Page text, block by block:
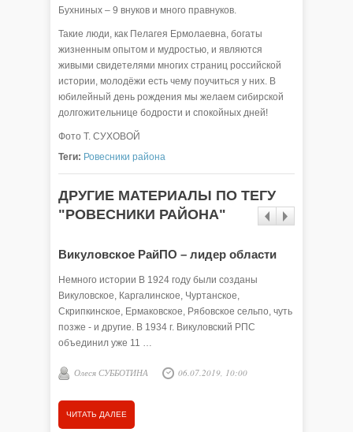
Бухниных – 9 внуков и много правнуков.
Такие люди, как Пелагея Ермолаевна, богаты
жизненным опытом и мудростью, и являются
живыми свидетелями многих страниц российской
истории, молодёжи есть чему поучиться у них. В
юбилейный день рождения мы желаем сибирской
долгожительнице бодрости и спокойных дней!
Фото Т. СУХОВОЙ
Теги: Ровесники района
ДРУГИЕ МАТЕРИАЛЫ ПО ТЕГУ
"РОВЕСНИКИ РАЙОНА"
Викуловское РайПО – лидер области
Немного истории В 1924 году были созданы
Викуловское, Каргалинское, Чуртанское,
Скрипкинское, Ермаковское, Рябовское сельпо, чуть
позже - и другие. В 1934 г. Викуловский РПС
объединил уже 11 …
Олеся СУББОТИНА 06.07.2019, 10:00
ЧИТАТЬ ДАЛЕЕ